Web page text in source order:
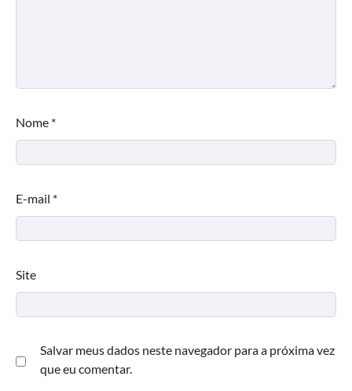
Nome *
E-mail *
Site
Salvar meus dados neste navegador para a próxima vez
que eu comentar.